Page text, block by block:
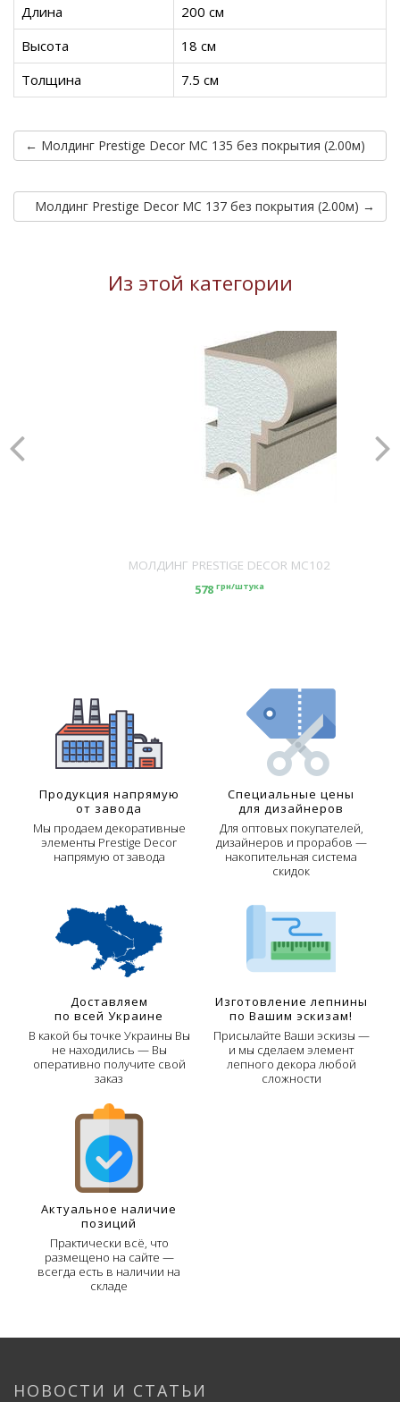
Длина
200 см
Высота
18 см
Толщина
7.5 см
← Молдинг Prestige Decor MC 135 без покрытия (2.00м)
Молдинг Prestige Decor MC 137 без покрытия (2.00м) →
Из этой категории
МОЛДИНГ PRESTIGE DECOR MC102
578 грн/штука
Продукция напрямую
от завода
Мы продаем декоративные
элементы Prestige Decor
напрямую от завода
Специальные цены
для дизайнеров
Для оптовых покупателей,
дизайнеров и прорабов —
накопительная система
скидок
Доставляем
по всей Украине
В какой бы точке Украины Вы
не находились — Вы
оперативно получите свой
заказ
Изготовление лепнины
по Вашим эскизам!
Присылайте Ваши эскизы —
и мы сделаем элемент
лепного декора любой
сложности
Актуальное наличие
позиций
Практически всё, что
размещено на сайте —
всегда есть в наличии на
складе
НОВОСТИ И СТАТЬИ